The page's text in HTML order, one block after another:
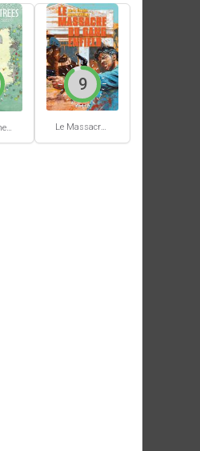
Beneath the trees where nobody sees #1 Le Massacre du gang Enfield
9